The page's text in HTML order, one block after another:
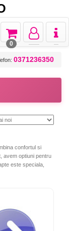
Toggle
Toggle
navigation
Toggle
navigation
0
0371236350
confortul si
avem optiuni pentru
este speciala,